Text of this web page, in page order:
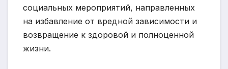
социальных мероприятий, направленных
на избавление от вредной зависимости и
возвращение к здоровой и полноценной
жизни.